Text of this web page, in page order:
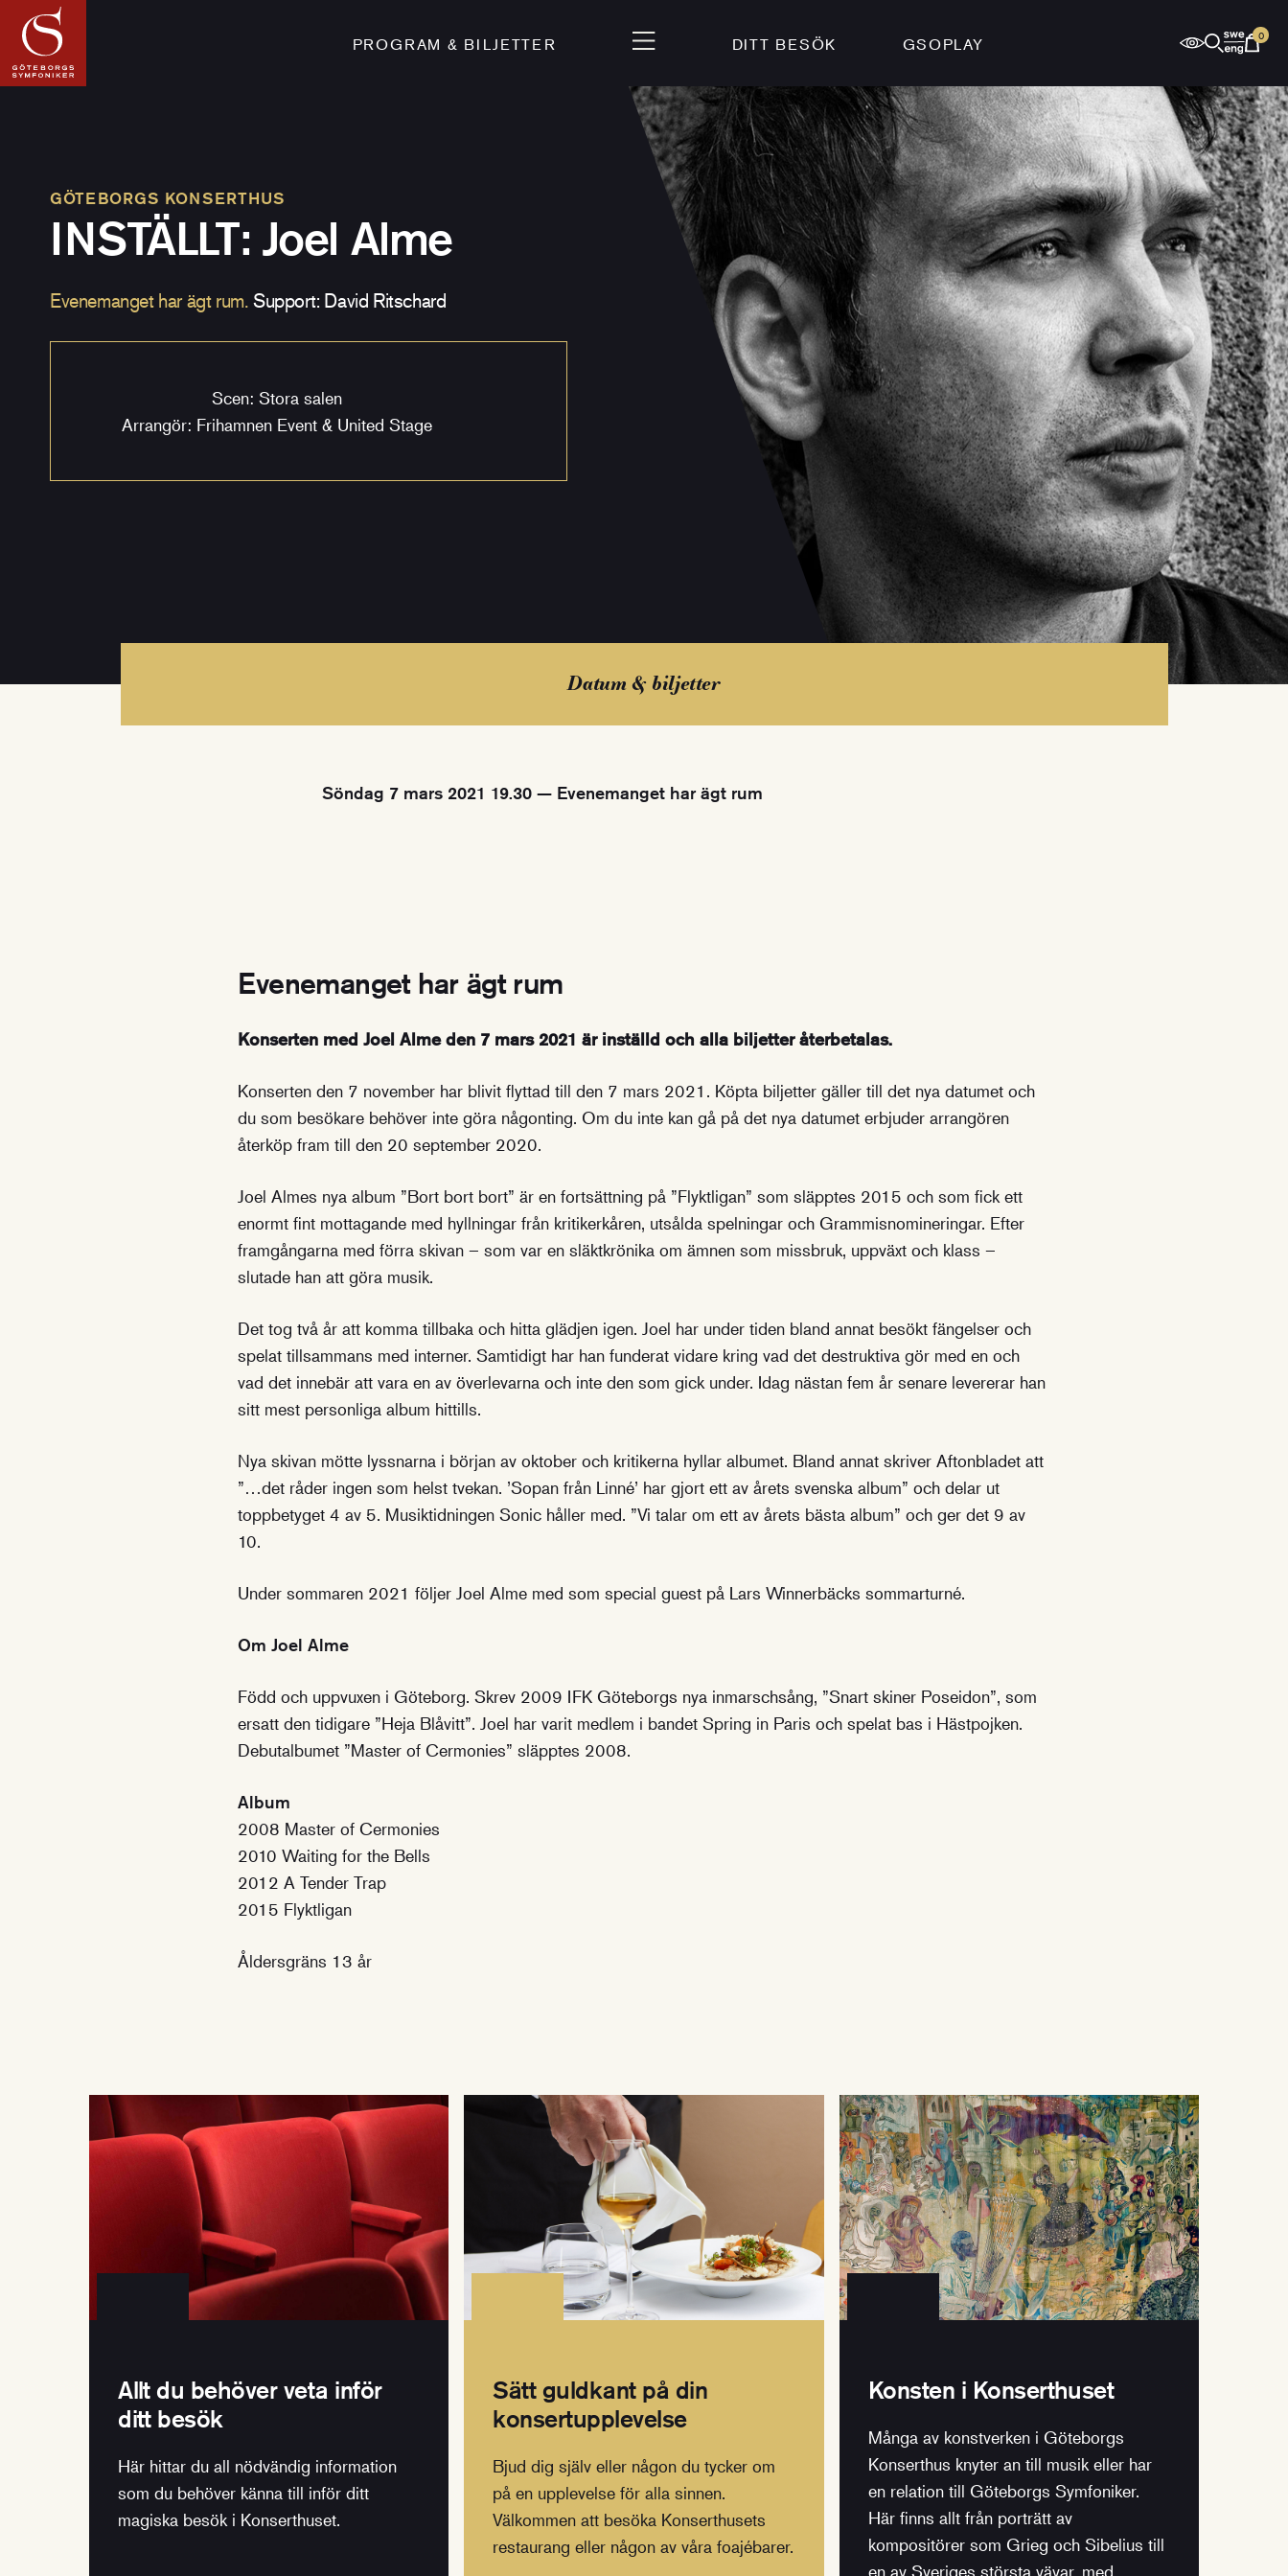
PROGRAM & BILJETTER DITT BESÖK GSOPLAY
0
GÖTEBORGS KONSERTHUS
INSTÄLLT: Joel Alme
Evenemanget har ägt rum. Support: David Ritschard
Scen: Stora salen
Arrangör: Frihamnen Event & United Stage
Datum & biljetter
Söndag 7 mars 2021 19.30 — Evenemanget har ägt rum
Evenemanget har ägt rum
Konserten med Joel Alme den 7 mars 2021 är inställd och alla biljetter återbetalas.
Konserten den 7 november har blivit flyttad till den 7 mars 2021. Köpta biljetter gäller till det nya datumet och
du som besökare behöver inte göra någonting. Om du inte kan gå på det nya datumet erbjuder arrangören
återköp fram till den 20 september 2020.
Joel Almes nya album ”Bort bort bort” är en fortsättning på ”Flyktligan” som släpptes 2015 och som fick ett
enormt fint mottagande med hyllningar från kritikerkåren, utsålda spelningar och Grammisnomineringar. Efter
framgångarna med förra skivan – som var en släktkrönika om ämnen som missbruk, uppväxt och klass –
slutade han att göra musik.
Det tog två år att komma tillbaka och hitta glädjen igen. Joel har under tiden bland annat besökt fängelser och
spelat tillsammans med interner. Samtidigt har han funderat vidare kring vad det destruktiva gör med en och
vad det innebär att vara en av överlevarna och inte den som gick under. Idag nästan fem år senare levererar han
sitt mest personliga album hittills.
Nya skivan mötte lyssnarna i början av oktober och kritikerna hyllar albumet. Bland annat skriver Aftonbladet att
”…det råder ingen som helst tvekan. ’Sopan från Linné’ har gjort ett av årets svenska album” och delar ut
toppbetyget 4 av 5. Musiktidningen Sonic håller med. ”Vi talar om ett av årets bästa album” och ger det 9 av
10.
Under sommaren 2021 följer Joel Alme med som special guest på Lars Winnerbäcks sommarturné.
Om Joel Alme
Född och uppvuxen i Göteborg. Skrev 2009 IFK Göteborgs nya inmarschsång, ”Snart skiner Poseidon”, som
ersatt den tidigare ”Heja Blåvitt”. Joel har varit medlem i bandet Spring in Paris och spelat bas i Hästpojken.
Debutalbumet ”Master of Cermonies” släpptes 2008.
Album
2008 Master of Cermonies
2010 Waiting for the Bells
2012 A Tender Trap
2015 Flyktligan
Åldersgräns 13 år
Allt du behöver veta inför
ditt besök
Här hittar du all nödvändig information
som du behöver känna till inför ditt
magiska besök i Konserthuset.
Sätt guldkant på din
konsertupplevelse
Bjud dig själv eller någon du tycker om
på en upplevelse för alla sinnen.
Välkommen att besöka Konserthusets
restaurang eller någon av våra foajébarer.
Konsten i Konserthuset
Många av konstverken i Göteborgs
Konserthus knyter an till musik eller har
en relation till Göteborgs Symfoniker.
Här finns allt från porträtt av
kompositörer som Grieg och Sibelius till
en av Sveriges största vävar, med